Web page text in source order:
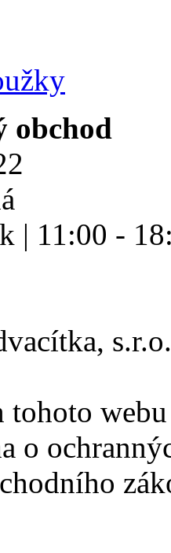
obchod
| 11:00 -
tohoto
o